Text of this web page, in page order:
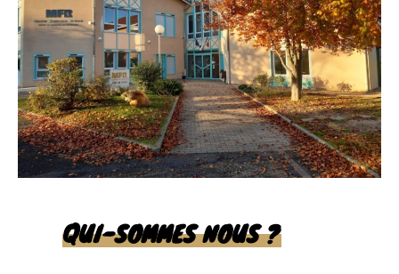
QUI-SOMMES NOUS ?